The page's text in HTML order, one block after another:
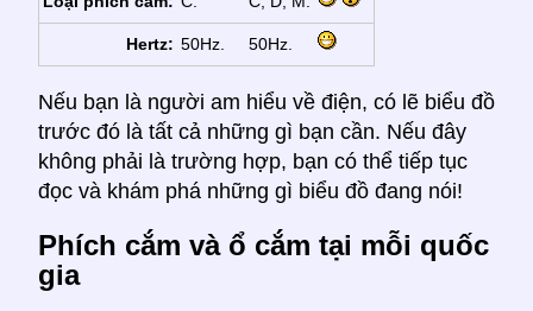
Hertz: 50Hz. 50Hz.
Nếu bạn là người am hiểu về điện, có lẽ biểu đồ
trước đó là tất cả những gì bạn cần. Nếu đây
không phải là trường hợp, bạn có thể tiếp tục
đọc và khám phá những gì biểu đồ đang nói!
Phích cắm và ổ cắm tại mỗi quốc
gia